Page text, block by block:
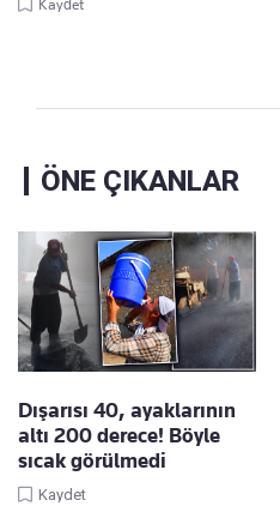
Kaydet
ÖNE ÇIKANLAR
Dışarısı 40, ayaklarının
altı 200 derece! Böyle
sıcak görülmedi
Kaydet